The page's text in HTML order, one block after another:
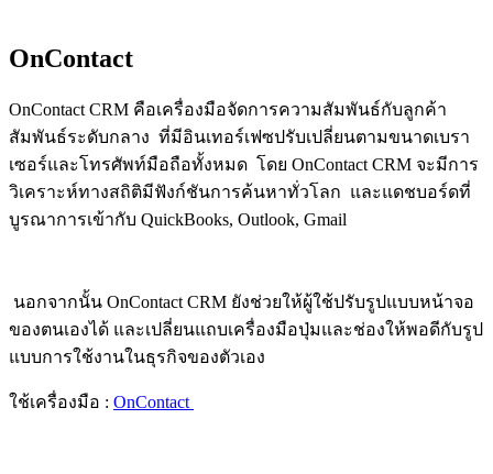
OnContact
OnContact CRM คือเครื่องมือจัดการความสัมพันธ์กับลูกค้า
สัมพันธ์ระดับกลาง ที่มีอินเทอร์เฟซปรับเปลี่ยนตามขนาดเบรา
เซอร์และโทรศัพท์มือถือทั้งหมด โดย OnContact CRM จะมีการ
วิเคราะห์ทางสถิติมีฟังก์ชันการค้นหาทั่วโลก และแดชบอร์ดที่
บูรณาการเข้ากับ QuickBooks, Outlook, Gmail
นอกจากนั้น OnContact CRM ยังช่วยให้ผู้ใช้ปรับรูปแบบหน้าจอ
ของตนเองได้ และเปลี่ยนแถบเครื่องมือปุ่มและช่องให้พอดีกับรูป
แบบการใช้งานในธุรกิจของตัวเอง
ใช้เครื่องมือ : OnContact